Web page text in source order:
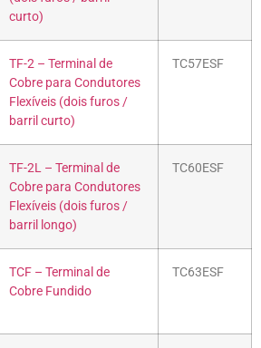
curto)
TF-2 – Terminal de
Cobre para Condutores
Flexíveis (dois furos /
barril curto)
TC57ESF
TF-2L – Terminal de
Cobre para Condutores
Flexíveis (dois furos /
barril longo)
TC60ESF
TCF – Terminal de
Cobre Fundido
TC63ESF